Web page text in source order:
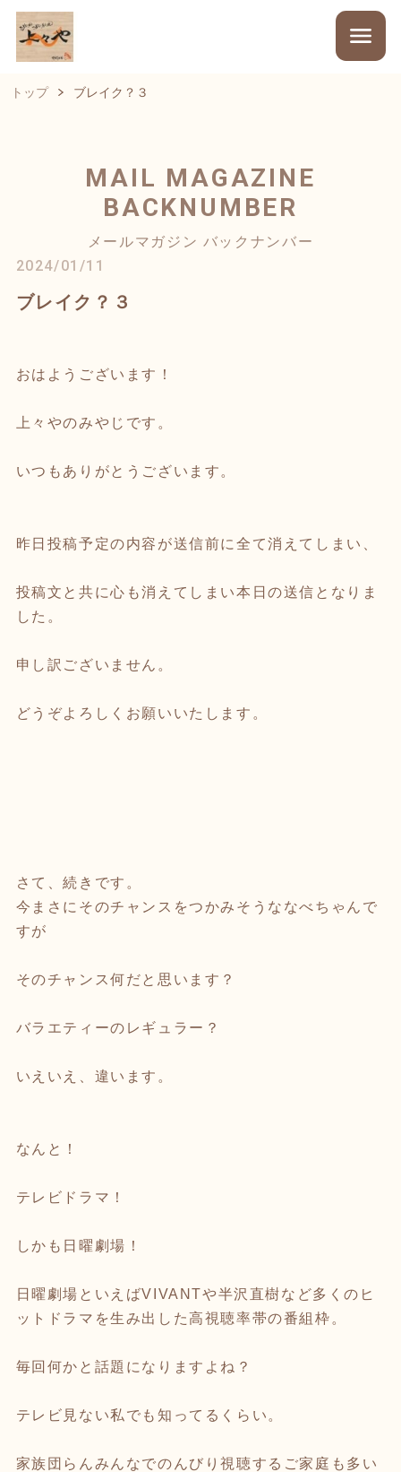
トップ ブレイク？３
MAIL MAGAZINE
BACKNUMBER
メールマガジン バックナンバー
2024/01/11
ブレイク？３
おはようございます！
上々やのみやじです。
いつもありがとうございます。
昨日投稿予定の内容が送信前に全て消えてしまい、
投稿文と共に心も消えてしまい本日の送信となりま
した。
申し訳ございません。
どうぞよろしくお願いいたします。
さて、続きです。
今まさにそのチャンスをつかみそうななべちゃんで
すが
そのチャンス何だと思います？
バラエティーのレギュラー？
いえいえ、違います。
なんと！
テレビドラマ！
しかも日曜劇場！
日曜劇場といえばVIVANTや半沢直樹など多くのヒ
ットドラマを生み出した高視聴率帯の番組枠。
毎回何かと話題になりますよね？
テレビ見ない私でも知ってるくらい。
家族団らんみんなでのんびり視聴するご家庭も多い